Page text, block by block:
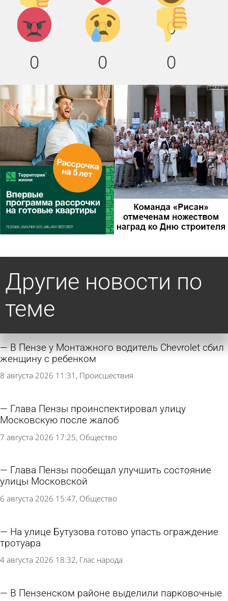
0 0 0
Агрессия!
0
Грусть
:(
0
Палец
вниз!
0
Другие новости по
теме
В Пензе у Монтажного водитель Chevrolet сбил
женщину с ребенком
8 августа 2026 11:31 Происшествия
Глава Пензы проинспектировал улицу
Московскую после жалоб
7 августа 2026 17:25 Общество
Глава Пензы пообещал улучшить состояние
улицы Московской
6 августа 2026 15:47 Общество
На улице Бутузова готово упасть ограждение
тротуара
4 августа 2026 18:32 Глас народа
В Пензенском районе выделили парковочные